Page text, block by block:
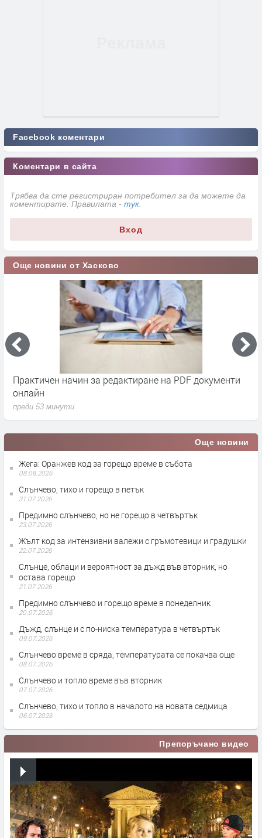
Facebook коментари
Коментари в сайта
Трябва да сте регистриран потребител за да можете да
коментирате. Правилата - тук
Вход
Още новини от Хасково
Практичен начин за редактиране на PDF документи
онлайн
преди 53 минути
Още новини
Жега: Оранжев код за горещо време в събота
08.08.2026
Слънчево, тихо и горещо в петък
31.07.2026
Предимно слънчево, но не горещо в четвъртък
23.07.2026
Жълт код за интензивни валежи с гръмотевици и градушки
22.07.2026
Слънце, облаци и вероятност за дъжд във вторник, но
остава горещо
21.07.2026
Предимно слънчево и горещо време в понеделник
20.07.2026
Дъжд, слънце и с по-ниска температура в четвъртък
09.07.2026
Слънчево време в сряда, температурата се покачва още
08.07.2026
Слънчево и топло време във вторник
07.07.2026
Слънчево, тихо и топло в началото на новата седмица
06.07.2026
Препоръчано видео